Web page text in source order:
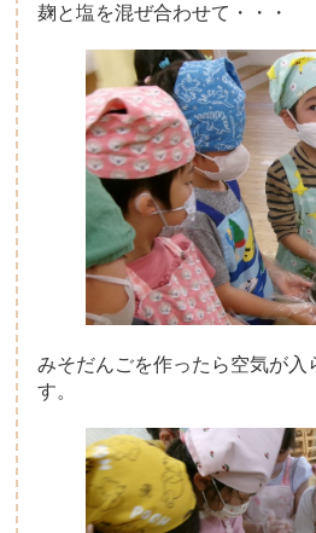
麹と塩を混ぜ合わせて・・・
みそだんごを作ったら空気が入
す。